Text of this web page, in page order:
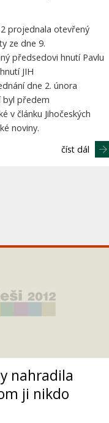
projednala otevřený
ze dne 9.
předsedovi hnutí Pavlu
JIH
dne 2. února
byl předem
v článku Jihočeských
noviny.
číst dál
nahradila
ji nikdo